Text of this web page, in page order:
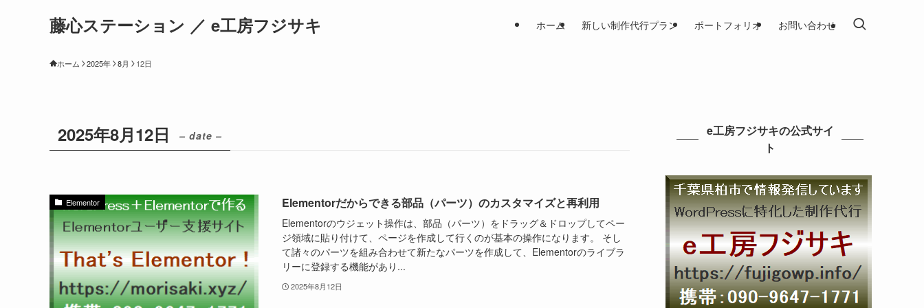
藤心ステーション ／ e工房フジサキ ホーム 新しい制作代行プラン ポートフォリオ お問い合わせ
ホーム 2025年 8月 12日
2025年8月12日 – date –
Elementor Elementorだからできる部品（パーツ）のカスタマイズと再利用
Elementorのウジェット操作は、部品（パーツ）をドラッグ＆ドロップしてペー
ジ領域に貼り付けて、ページを作成して行くのが基本の操作になります。 そし
て諸々のパーツを組み合わせて新たなパーツを作成して、Elementorのライブラ
リーに登録する機能があり...
2025年8月12日
e工房フジサキの公式サイ
ト